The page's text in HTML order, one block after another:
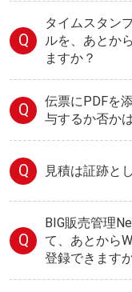
Q
タイムスタン
ルを、あとか
ますか？
Q
伝票にPDFを
与するか否か
Q 見積は証跡と
Q
BIG販売管理
て、あとから
登録できます